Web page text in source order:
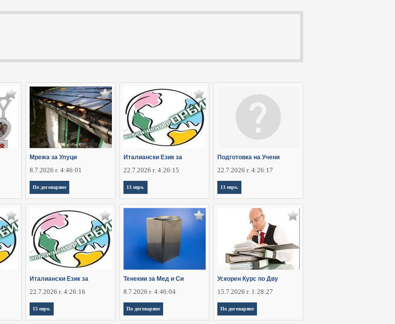
Мрежа за Улуци
8.7.2026 г. 4:46:01
По договаряне
Италиански Език за
22.7.2026 г. 4:26:15
13 евро.
Подготовка на Учени
22.7.2026 г. 4:26:17
13 евро.
Италиански Език за
22.7.2026 г. 4:26:16
13 евро.
Тенекии за Мед и Си
8.7.2026 г. 4:46:04
По договаряне
Ускорен Курс по Дву
15.7.2026 г. 1:28:27
По договаряне